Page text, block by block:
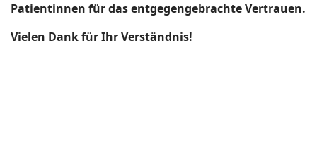
Patientinnen für das entgegengebrachte Vertrauen.
Vielen Dank für Ihr Verständnis!